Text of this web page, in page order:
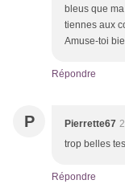
bleus que
tiennes aux
Amuse-toi
Répondre
P Pierrette67
trop belles
Répondre